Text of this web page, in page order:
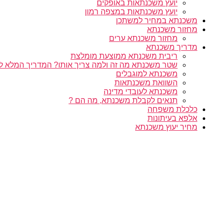
יועץ משכנתאות באופקים
יועץ משכנתאות במצפה רמון
משכנתא במחיר למשתכן
מחזור משכנתא
מחזור משכנתא ערים
מדריך משכנתא
ריבית משכנתא ממוצעת מומלצת
שטר משכנתא מה זה ולמה צריך אותו? המדריך המלא
משכנתא למוגבלים
השוואת משכנתאות
משכנתא לעובדי מדינה
תנאים לקבלת משכנתא, מה הם ?
כלכלת משפחה
אלפא בעיתונות
מחיר יעוץ משכנתא